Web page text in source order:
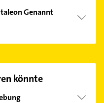
Genannt
könnte